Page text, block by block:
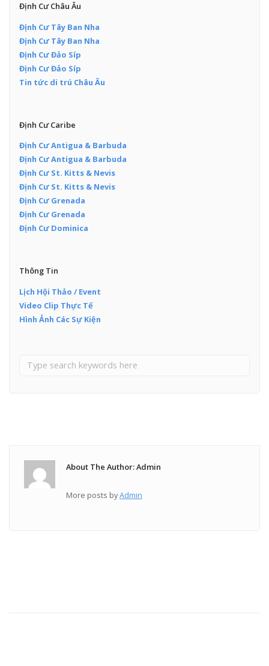
Định Cư Châu Âu
Định Cư Tây Ban Nha
Định Cư Tây Ban Nha
Định Cư Đảo Síp
Định Cư Đảo Síp
Tin tức di trú Châu Âu
Định Cư Caribe
Định Cư Antigua & Barbuda
Định Cư Antigua & Barbuda
Định Cư St. Kitts & Nevis
Định Cư St. Kitts & Nevis
Định Cư Grenada
Định Cư Grenada
Định Cư Dominica
Thông Tin
Lịch Hội Thảo / Event
Video Clip Thực Tế
Hình Ảnh Các Sự Kiện
About The Author: Admin
More posts byAdmin